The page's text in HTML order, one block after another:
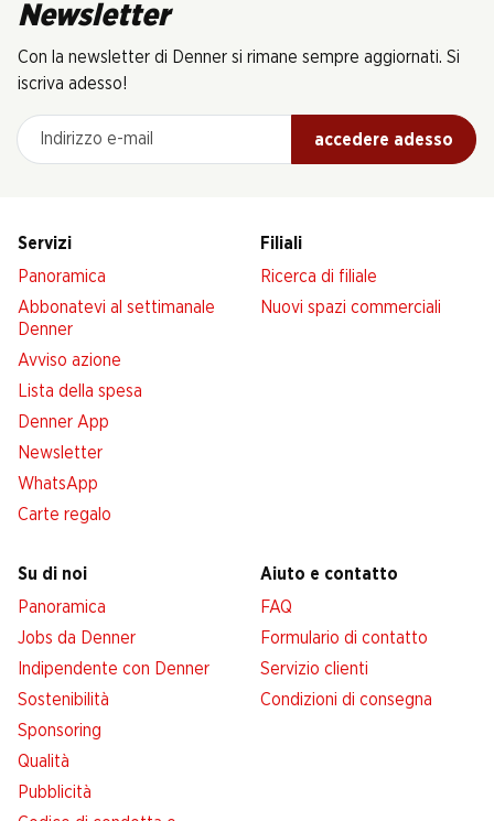
Newsletter
Con la newsletter di Denner si rimane sempre aggiornati. Si
iscriva adesso!
Indirizzo e-mail
accedere adesso
Servizi
Panoramica
Abbonatevi al settimanale
Denner
Avviso azione
Lista della spesa
Denner App
Newsletter
WhatsApp
Carte regalo
Filiali
Ricerca di filiale
Nuovi spazi commerciali
Su di noi
Panoramica
Jobs da Denner
Indipendente con Denner
Sostenibilità
Sponsoring
Qualità
Pubblicità
Aiuto e contatto
FAQ
Formulario di contatto
Servizio clienti
Condizioni di consegna